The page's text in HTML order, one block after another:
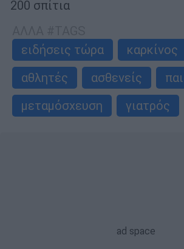
200 σπίτια
ειδήσεις τώρα
καρκίνος
αθλητές
ασθενείς
μεταμόσχευση
γιατρός